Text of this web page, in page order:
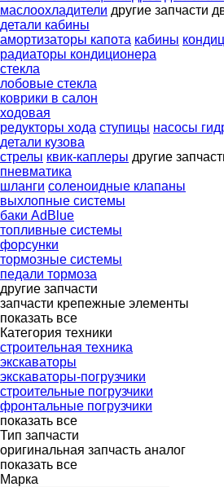
маслоохладители другие запчасти
детали кабины
амортизаторы капота кабины
радиаторы кондиционера
стекла
лобовые стекла
коврики в салон
ходовая
редукторы хода ступицы насосы
детали кузова
стрелы квик-каплеры другие
пневматика
шланги соленоидные клапаны
выхлопные системы
баки AdBlue
топливные системы
форсунки
тормозные системы
педали тормоза
другие запчасти
запчасти крепежные элементы
показать все
Категория техники
строительная техника
экскаваторы
экскаваторы-погрузчики
строительные погрузчики
фронтальные погрузчики
показать все
Тип запчасти
оригинальная запчасть аналог
показать все
Марка